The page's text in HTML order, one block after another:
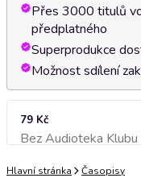
Přes 3000 titulů
předplatného
Superprodukce
Možnost sdílení
79 Kč
Bez Audioteka Klubu
Hlavní stránka Časopisy